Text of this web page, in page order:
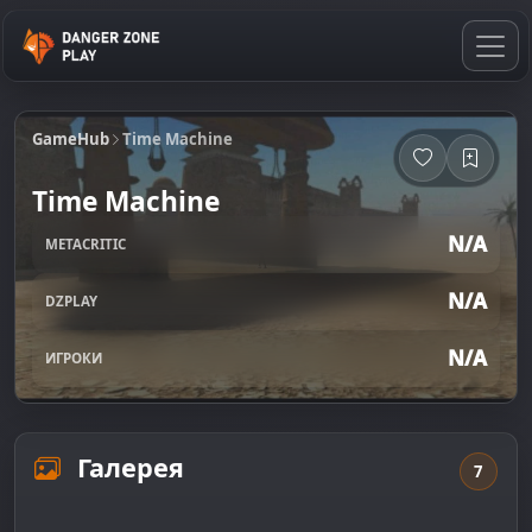
GameHub Time Machine
Time Machine
METACRITIC N/A
DZPLAY N/A
ИГРОКИ N/A
Галерея 7